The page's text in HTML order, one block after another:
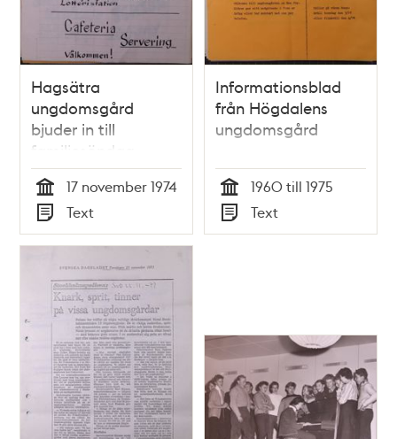
Hagsätra
ungdomsgård
bjuder in till
familjesöndag –
1974
Tid
17 november 1974
Typ
Text
Informationsblad
från Högdalens
ungdomsgård
Tid
1960 till 1975
Typ
Text